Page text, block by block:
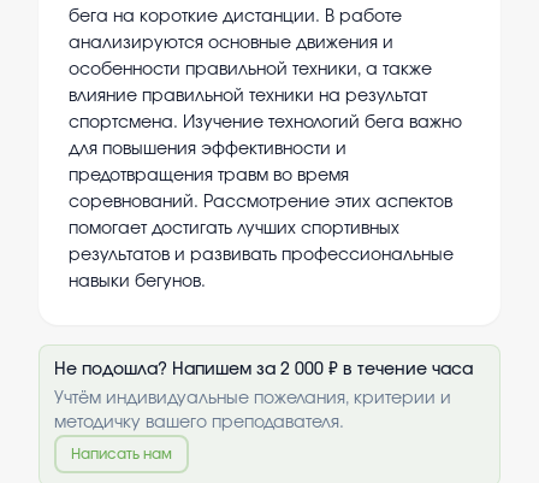
бега на короткие дистанции. В работе
анализируются основные движения и
особенности правильной техники, а также
влияние правильной техники на результат
спортсмена. Изучение технологий бега важно
для повышения эффективности и
предотвращения травм во время
соревнований. Рассмотрение этих аспектов
помогает достигать лучших спортивных
результатов и развивать профессиональные
навыки бегунов.
Не подошла? Напишем за 2 000 ₽ в течение часа
Учтём индивидуальные пожелания, критерии и
методичку вашего преподавателя.
Написать нам